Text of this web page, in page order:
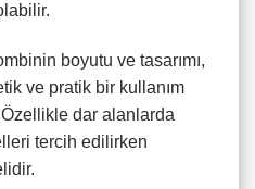
boyutu ve tasarımı,
ve pratik bir kullanım
dar alanlarda
tercih edilirken